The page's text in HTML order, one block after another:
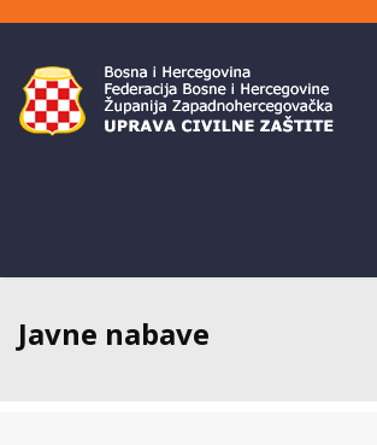
Javne nabave